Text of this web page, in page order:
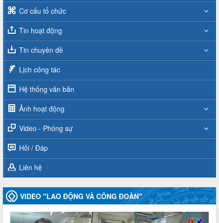
Cơ cấu tổ chức
Tin hoạt động
Tin chuyên đề
Lịch công tác
Hệ thống văn bản
Ảnh hoạt động
Video - Phóng sự
Hỏi / Đáp
Liên hệ
VIDEO "LAO ĐỘNG VÀ CÔNG ĐOÀN"